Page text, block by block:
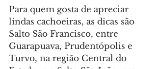
Para quem gosta de apreciar
lindas cachoeiras, as dicas são
Salto São Francisco, entre
Guarapuava, Prudentópolis e
Turvo, na região Central do